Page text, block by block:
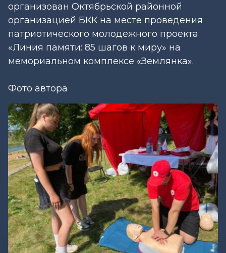
организован Октябрьской районной
организацией БКК на месте проведения
патриотического молодежного проекта
«Линия памяти: 85 шагов к миру» на
мемориальном комплексе «Землянка».
Фото автора